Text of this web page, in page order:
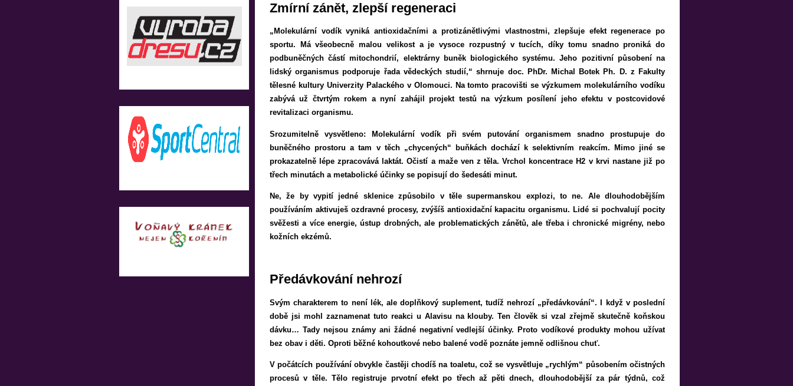
Zmírní zánět, zlepší regeneraci
„Molekulární vodík vyniká antioxidačními a protizánětlivými vlastnostmi, zlepšuje efekt regenerace po
sportu. Má všeobecně malou velikost a je vysoce rozpustný v tucích, díky tomu snadno proniká do
podbuněčných částí mitochondrií, elektrárny buněk biologického systému. Jeho pozitivní působení na
lidský organismus podporuje řada vědeckých studií,“ shrnuje doc. PhDr. Michal Botek Ph. D. z Fakulty
tělesné kultury Univerzity Palackého v Olomouci. Na tomto pracovišti se výzkumem molekulárního vodíku
zabývá už čtvrtým rokem a nyní zahájil projekt testů na výzkum posílení jeho efektu v postcovidové
revitalizaci organismu.
Srozumitelně vysvětleno: Molekulární vodík při svém putování organismem snadno prostupuje do
buněčného prostoru a tam v těch „chycených“ buňkách dochází k selektivním reakcím. Mimo jiné se
prokazatelně lépe zpracovává laktát. Očistí a maže ven z těla. Vrchol koncentrace H2 v krvi nastane již po
třech minutách a metabolické účinky se popisují do šedesáti minut.
Ne, že by vypití jedné sklenice způsobilo v těle supermanskou explozi, to ne. Ale dlouhodobějším
používáním aktivuješ ozdravné procesy, zvýšíš antioxidační kapacitu organismu. Lidé si pochvalují pocity
svěžesti a více energie, ústup drobných, ale problematických zánětů, ale třeba i chronické migrény, nebo
kožních ekzémů.
Předávkování nehrozí
Svým charakterem to není lék, ale doplňkový suplement, tudíž nehrozí „předávkování“. I když v poslední
době jsi mohl zaznamenat tuto reakci u Alavisu na klouby. Ten člověk si vzal zřejmě skutečně koňskou
dávku… Tady nejsou známy ani žádné negativní vedlejší účinky. Proto vodíkové produkty mohou užívat
bez obav i děti. Oproti běžné kohoutkové nebo balené vodě poznáte jemně odlišnou chuť.
V počátcích používání obvykle častěji chodíš na toaletu, což se vysvětluje „rychlým“ působením očistných
procesů v těle. Tělo registruje prvotní efekt po třech až pěti dnech, dlouhodobější za pár týdnů, což